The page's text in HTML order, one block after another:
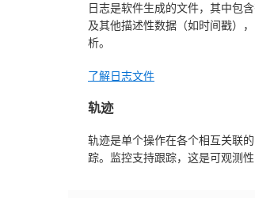
日志是软件生成的文件，其中包
及其他描述性数据（如时间戳）
析。
了解日志文件
轨迹
轨迹是单个操作在各个相互关联
踪。监控支持跟踪，这是可观测性